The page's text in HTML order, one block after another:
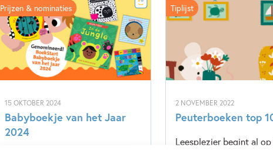
15 OKTOBER 2024
Babyboekje van het Jaar
2024
Prijzen & nominaties
2 NOVEMBER 2022
Peuterboeken top
Leesplezier begint al
Tiplijst